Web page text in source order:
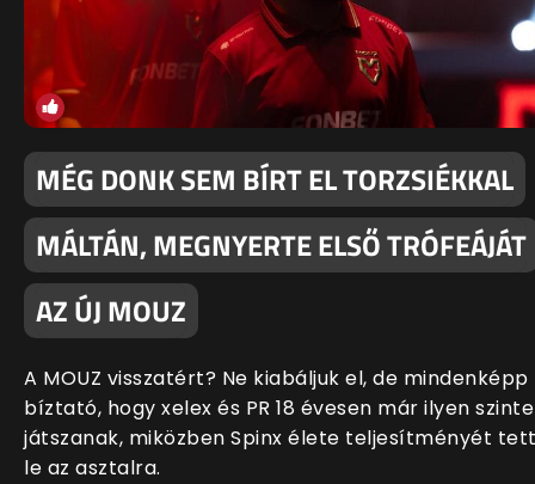
MÉG DONK SEM BÍRT EL TORZSIÉKKAL
MÁLTÁN, MEGNYERTE ELSŐ TRÓFEÁJÁT
AZ ÚJ MOUZ
A MOUZ visszatért? Ne kiabáljuk el, de mindenképp
bíztató, hogy xelex és PR 18 évesen már ilyen
játszanak, miközben Spinx élete teljesítményét
le az asztalra.